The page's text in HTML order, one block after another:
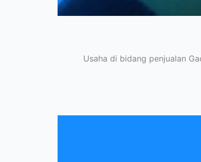
Usaha di bidang penjualan